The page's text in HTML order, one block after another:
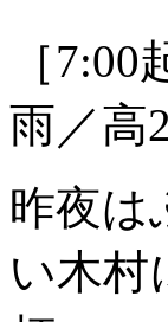
［
雨／高
昨夜は
い木村